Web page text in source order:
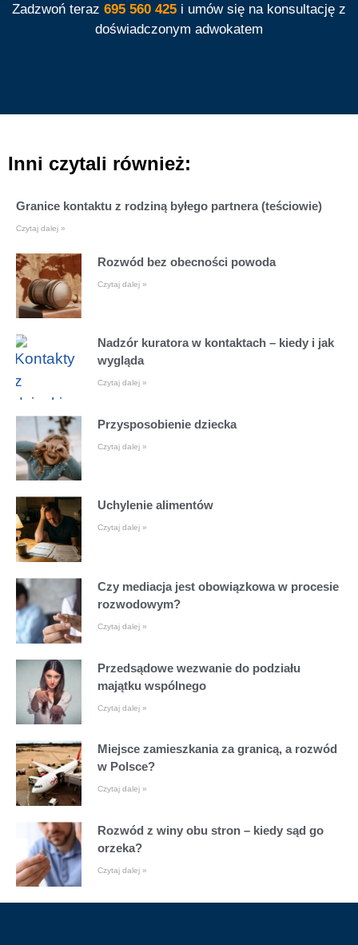
Zadzwoń teraz 695 560 425 i umów się na konsultację z
doświadczonym adwokatem
Inni czytali również:
Granice kontaktu z rodziną byłego partnera (teściowie)
Czytaj dalej »
Rozwód bez obecności powoda
Czytaj dalej »
Nadzór kuratora w kontaktach – kiedy i jak
wygląda
Czytaj dalej »
Przysposobienie dziecka
Czytaj dalej »
Uchylenie alimentów
Czytaj dalej »
Czy mediacja jest obowiązkowa w procesie
rozwodowym?
Czytaj dalej »
Przedsądowe wezwanie do podziału
majątku wspólnego
Czytaj dalej »
Miejsce zamieszkania za granicą, a rozwód
w Polsce?
Czytaj dalej »
Rozwód z winy obu stron – kiedy sąd go
orzeka?
Czytaj dalej »